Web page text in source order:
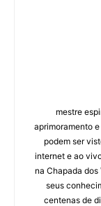
mestre
aprimoramento
podem ser
internet e ao
na Chapada
seus
centenas de